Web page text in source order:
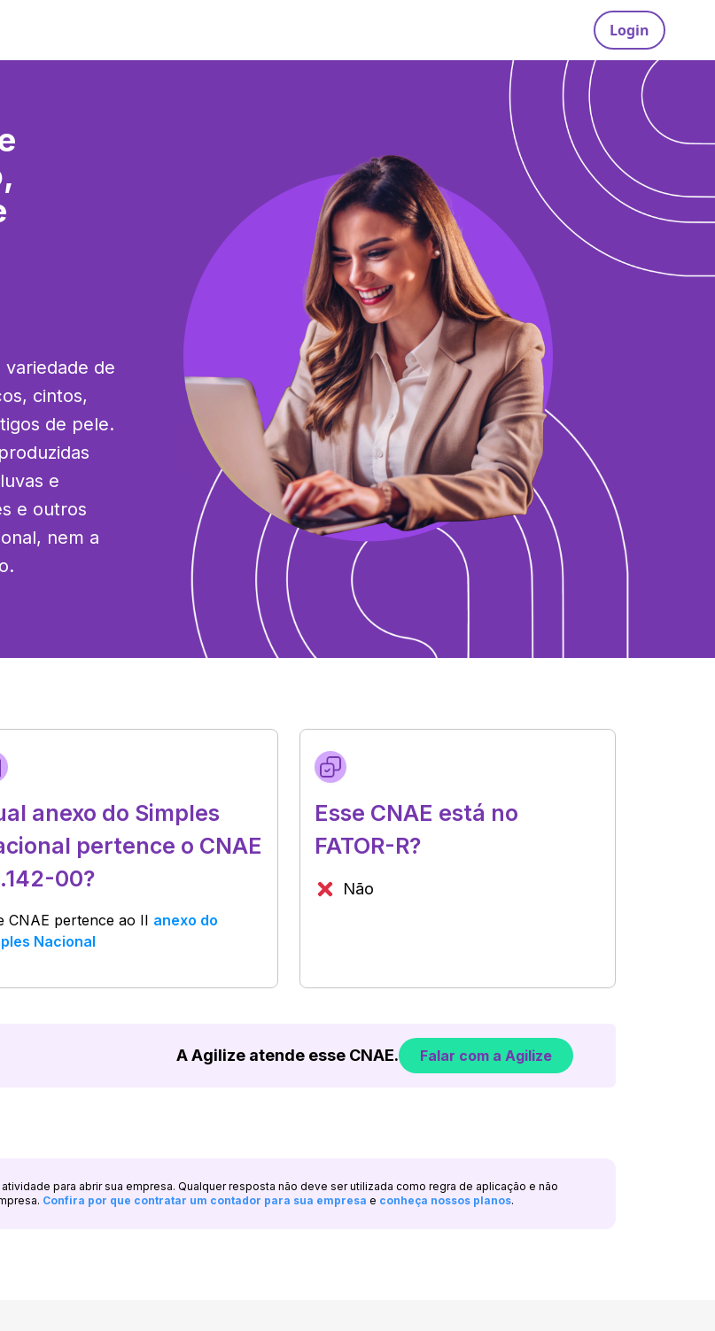
Login
variedade de
cintos,
de pele.
e
e outros
nem a
anexo do Simples
pertence o CNAE
00?
CNAE pertence ao II anexo do
Nacional
Esse CNAE está no
FATOR-R?
Não
A Agilize atende esse CNAE. Falar com a Agilize
para abrir sua empresa. Qualquer resposta não deve ser utilizada como regra de aplicação e não
Confira por que contratar um contador para sua empresa e conheça nossos planos.